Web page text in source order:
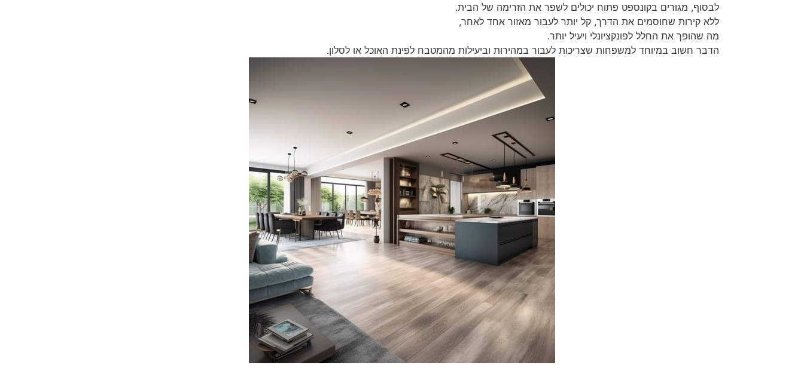
לבסוף, מגורים בקונספט פתוח יכולים לשפר את הזרימה של הבית.
ללא קירות שחוסמים את הדרך, קל יותר לעבור מאזור אחד לאחר,
מה שהופך את החלל לפונקציונלי ויעיל יותר.
הדבר חשוב במיוחד למשפחות שצריכות לעבור במהירות וביעילות מהמטבח לפינת האוכל או לסלון.